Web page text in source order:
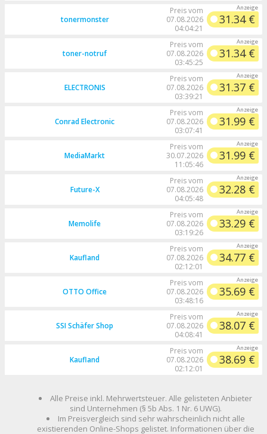
tonermonster
Preis vom
07.08.2026
04:04:21
31.34 €
toner-notruf
Preis vom
07.08.2026
03:45:25
31.34 €
ELECTRONIS
Preis vom
07.08.2026
03:39:21
31.37 €
Conrad Electronic
Preis vom
07.08.2026
03:07:41
31.99 €
MediaMarkt
Preis vom
30.07.2026
11:05:46
31.99 €
Future-X
Preis vom
07.08.2026
04:05:48
32.28 €
Memolife
Preis vom
07.08.2026
03:19:26
33.29 €
Kaufland
Preis vom
07.08.2026
02:12:01
34.77 €
OTTO Office
Preis vom
07.08.2026
03:48:16
35.69 €
SSI Schäfer Shop
Preis vom
07.08.2026
04:08:41
38.07 €
Kaufland
Preis vom
07.08.2026
02:12:01
38.69 €
Alle Preise inkl. Mehrwertsteuer. Alle gelisteten Anbieter
sind Unternehmen (§ 5b Abs. 1 Nr. 6 UWG).
Im Preisvergleich sind sehr wahrscheinlich nicht alle
existierenden Online-Shops gelistet. Informationen über die